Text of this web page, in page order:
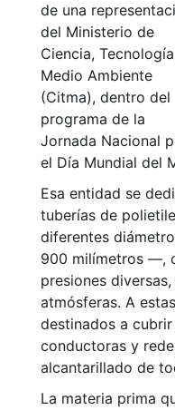
de una
del Ministerio de
Ciencia,
Medio Ambiente
(Citma), dentro del
programa de la
Jornada Nacional
el Día Mundial del
Esa entidad se
tuberías de
diferentes
900 milímetros —,
presiones
atmósferas. A
destinados a
conductoras y
alcantarillado de
La materia prima